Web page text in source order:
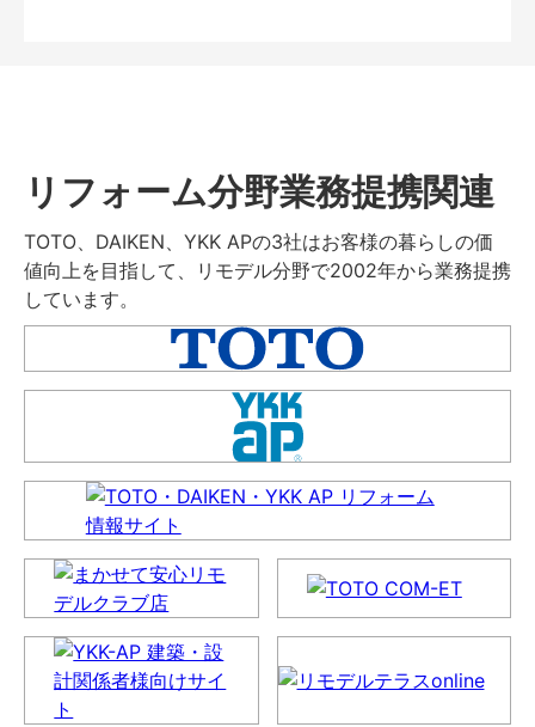
リフォーム分野業務提携関連
TOTO、DAIKEN、YKK APの3社はお客様の暮らしの価
値向上を目指して、リモデル分野で2002年から業務提携
しています。